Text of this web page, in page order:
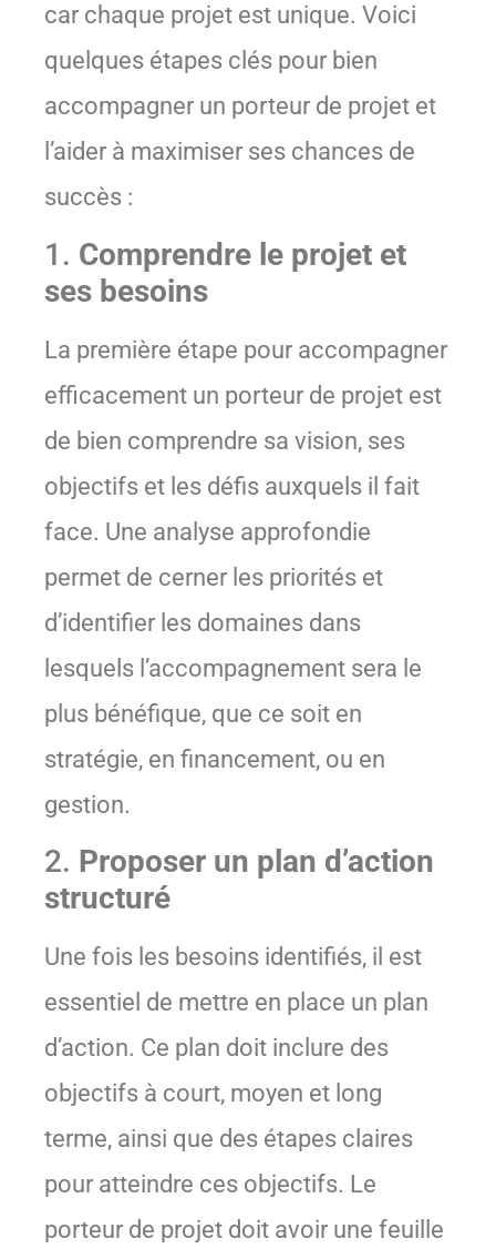
car chaque projet est unique. Voici
quelques étapes clés pour bien
accompagner un porteur de projet et
l’aider à maximiser ses chances de
succès :
1. Comprendre le projet et
ses besoins
La première étape pour accompagner
efficacement un porteur de projet est
de bien comprendre sa vision, ses
objectifs et les défis auxquels il fait
face. Une analyse approfondie
permet de cerner les priorités et
d’identifier les domaines dans
lesquels l’accompagnement sera le
plus bénéfique, que ce soit en
stratégie, en financement, ou en
gestion.
2. Proposer un plan d’action
structuré
Une fois les besoins identifiés, il est
essentiel de mettre en place un plan
d’action. Ce plan doit inclure des
objectifs à court, moyen et long
terme, ainsi que des étapes claires
pour atteindre ces objectifs. Le
porteur de projet doit avoir une feuille